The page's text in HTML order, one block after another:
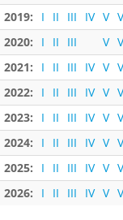
2019:
I II III IV V
2020:
I II III V
2021:
I II III IV V
2022:
I II III IV V
2023:
I II III IV V
2024:
I II III IV V
2025:
I II III IV V
2026:
I II III IV V